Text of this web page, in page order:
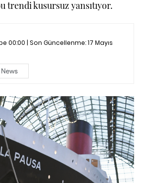
trendi kusursuz yansıtıyor.
00:00 | Son Güncellenme:17 Mayıs